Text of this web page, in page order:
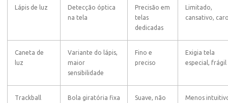
Lápis de luz
Detecção óptica
na tela
Precisão em
telas
dedicadas
Limitado,
cansativo,
Caneta de
luz
Variante do lápis,
maior
sensibilidade
Fino e
preciso
Exigia tela
especial, frágil
Trackball Bola giratória fixa
Suave, não
Menos